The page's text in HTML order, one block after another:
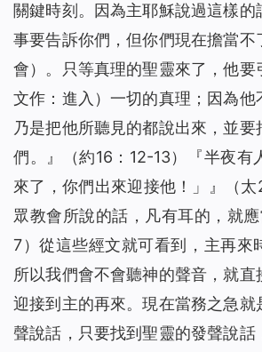
關鍵時刻。因為主耶穌說過這樣的
事要告訴你們，但你們現在擔當不
會） 。只等真理的聖靈來了，他要
文作：進入）一切的真理；因為他
乃是把他所聽見的都說出來，並
們。』
（約16：12-13）『半夜有
來了，你們出來迎接他！」
』（
眾教會所說的話，凡有耳的，就應
7）從這些經文就可看到，主再來
所以我們會不會聽神的聲音，就
迎接到主的再來。現在當務之急就
聲說話，只要找到聖靈的發聲說話